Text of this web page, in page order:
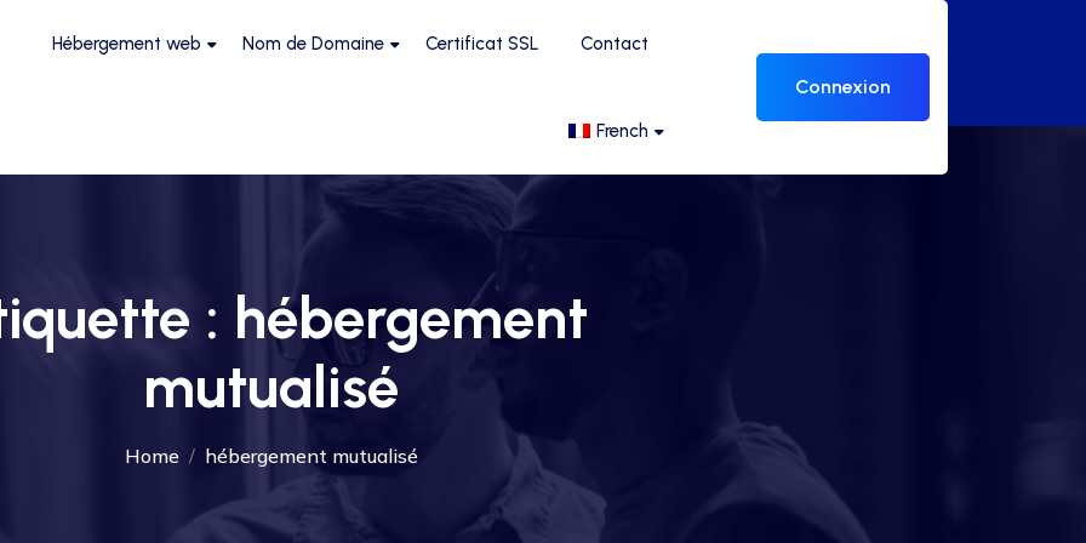
Hébergement web Nom de Domaine Certificat SSL Contact
French
Connexion
: hébergement
mutualisé
Home hébergement mutualisé